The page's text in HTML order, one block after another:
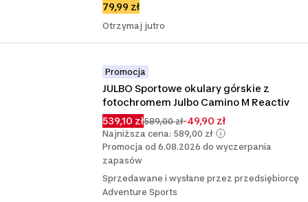
79,99 zł
Otrzymaj jutro
Promocja
JULBO Sportowe okulary górskie z
fotochromem Julbo Camino M Reactiv
539,10 zł589,00 zł-49,90 zł
Najniższa cena: 589,00 zł
Promocja od 6.08.2026 do wyczerpania
zapasów
Sprzedawane i wysłane przez przedsiębiorcę
Adventure Sports